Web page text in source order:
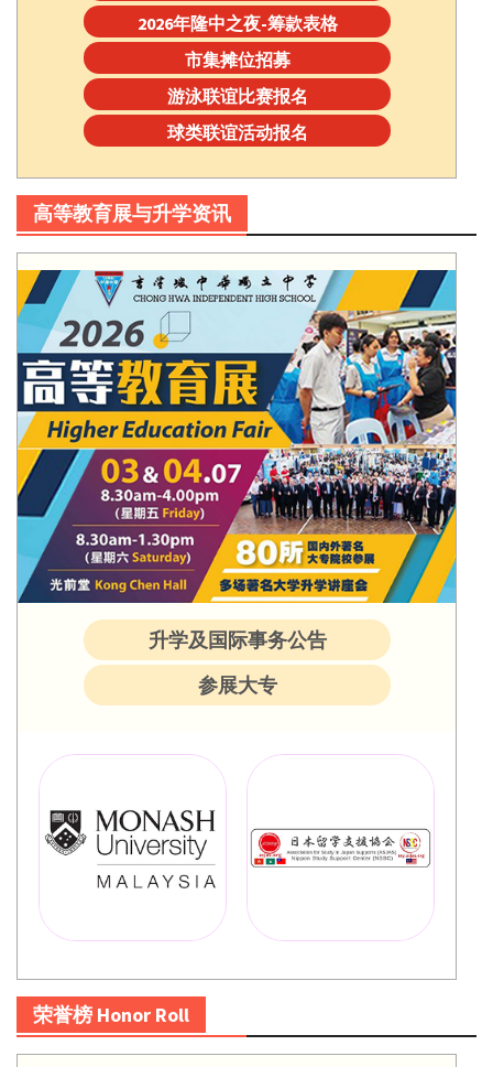
2026年隆中之夜-筹款表格
市集摊位招募
游泳联谊比赛报名
球类联谊活动报名
高等教育展与升学资讯
升学及国际事务公告
参展大专
荣誉榜 Honor Roll